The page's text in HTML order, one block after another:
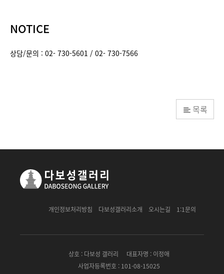
NOTICE
상담/문의 : 02- 730-5601 / 02- 730-7566
목록
개인정보처리방침 다보성갤러리소개 오시는길 1:1문의
상호 : 다보성 갤러리
대표자명 : 이정애
사업자등록번호 : 101-08-15025